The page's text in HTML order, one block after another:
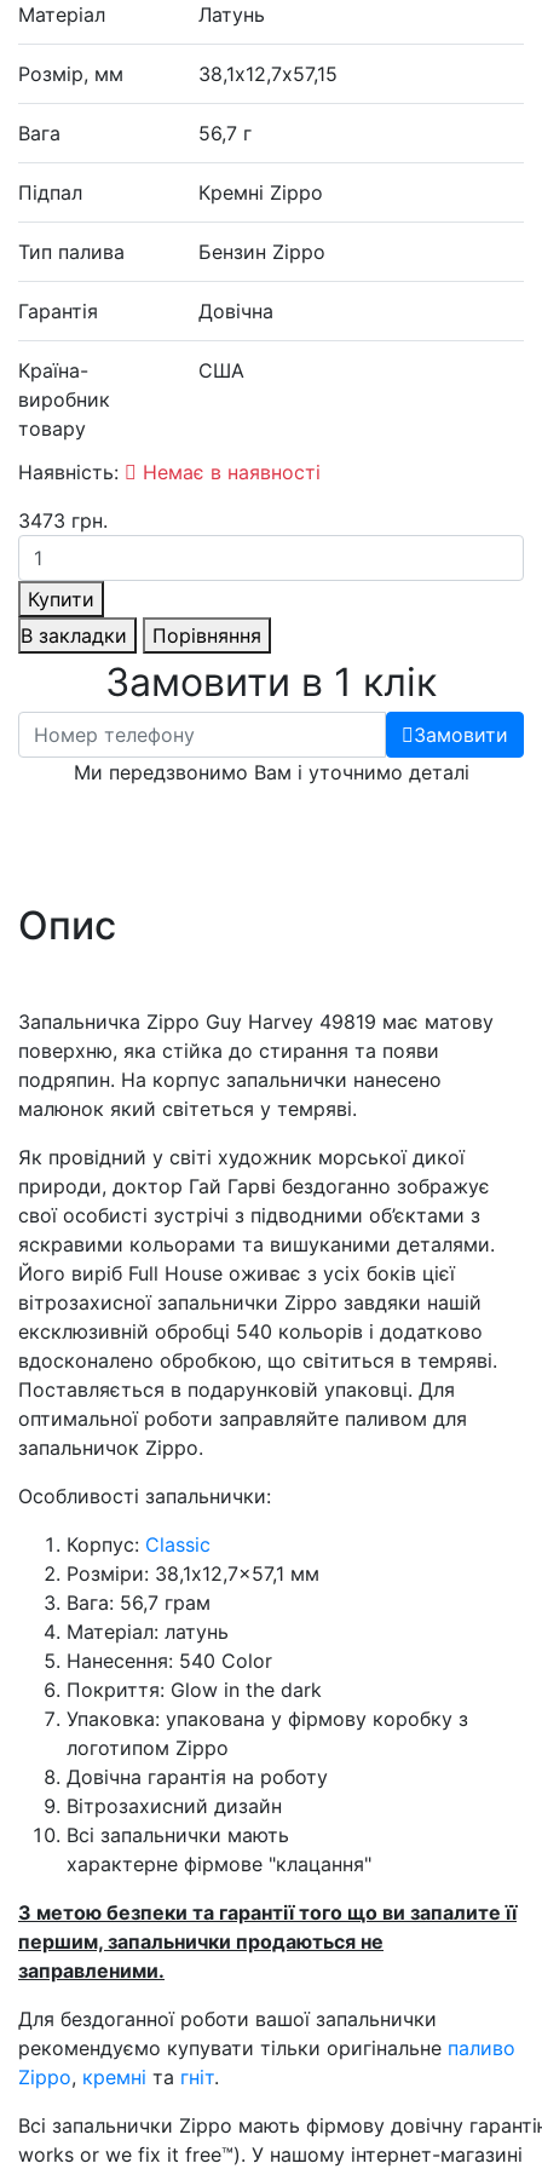
Матеріал Латунь
Розмір, мм 38,1х12,7х57,15
Вага 56,7 г
Підпал Кремні Zippo
Тип палива Бензин Zippo
Гарантія Довічна
Країна-
виробник
товару
США
Наявність:
Немає в наявності
3473 грн.
Купити
В закладки
Порівняння
Замовити в 1 клік
Замовити
Ми передзвонимо Вам і уточнимо деталі
Опис
Запальничка Zippo Guy Harvey 49819 має матову
поверхню, яка стійка до стирання та появи
подряпин. На корпус запальнички нанесено
малюнок який світеться у темряві.
Як провідний у світі художник морської дикої
природи, доктор Гай Гарві бездоганно зображує
свої особисті зустрічі з підводними об’єктами з
яскравими кольорами та вишуканими деталями.
Його виріб Full House оживає з усіх боків цієї
вітрозахисної запальнички Zippo завдяки нашій
ексклюзивній обробці 540 кольорів і додатково
вдосконалено обробкою, що світиться в темряві.
Поставляється в подарунковій упаковці. Для
оптимальної роботи заправляйте паливом для
запальничок Zippo.
Особливості запальнички:
Корпус: Classic
Розміри: 38,1x12,7x57,1 мм
Вага: 56,7 грам
Матеріал: латунь
Нанесення: 540 Color
Покриття: Glow in the dark
Упаковка: упакована у фірмову коробку з
логотипом Zippo
Довічна гарантія на роботу
Вітрозахисний дизайн
Всі запальнички мають
характерне фірмове "клацання"
З метою безпеки та гарантії того що ви запалите її
першим, запальнички продаються не
заправленими.
Для бездоганної роботи вашої запальнички
рекомендуємо купувати тільки оригінальне паливо
Zippo, кремні та гніт.
Всі запальнички Zippo мають фірмову довічну
works or we fix it free™). У нашому інтернет-магазині